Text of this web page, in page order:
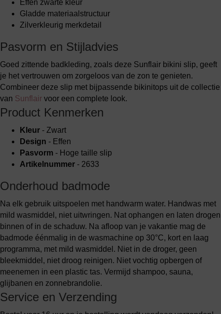
Effen zwarte kleur
Gladde materiaalstructuur
Zilverkleurig merkdetail
Pasvorm en Stijladvies
Goed zittende badkleding, zoals deze Sunflair bikini slip, geeft
je het vertrouwen om zorgeloos van de zon te genieten.
Combineer deze slip met bijpassende bikinitops uit de collectie
van Sunflair voor een complete look.
Product Kenmerken
Kleur - Zwart
Design - Effen
Pasvorm - Hoge taille slip
Artikelnummer - 2633
Onderhoud badmode
Na elk gebruik uitspoelen met handwarm water. Handwas met
mild wasmiddel, niet uitwringen. Nat ophangen en laten drogen
binnen of in de schaduw. Na afloop van je vakantie mag de
badmode éénmalig in de wasmachine op 30°C, kort en laag
programma, met mild wasmiddel. Niet in de droger, geen
bleekmiddel, niet droog reinigen. Niet vochtig opbergen of
meenemen in een plastic tas. Vermijd shampoo, sauna,
glijbanen en zonnebrandolie.
Service en Verzending